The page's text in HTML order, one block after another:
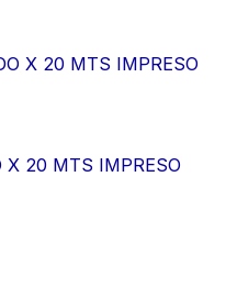
X 20 MTS IMPRESO